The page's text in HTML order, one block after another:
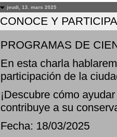
jeudi, 13. mars 2025
CONOCE Y
PROGRAMAS DE
En esta charla
participación de la
¡Descubre cómo
contribuye a su
Fecha: 18/03/2025